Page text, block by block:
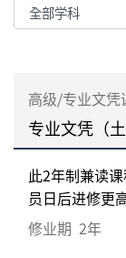
高级/专业文凭
专业文凭（土
此2年制兼读
员日后进修更
修业期 2年